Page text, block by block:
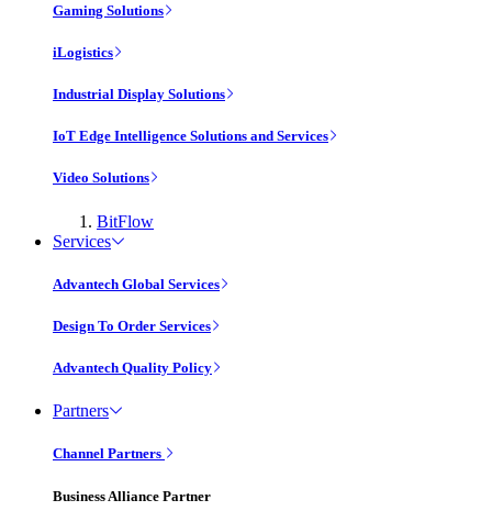
Gaming Solutions
iLogistics
Industrial Display Solutions
IoT Edge Intelligence Solutions and Services
Video Solutions
BitFlow
Services
Advantech Global Services
Design To Order Services
Advantech Quality Policy
Partners
Channel Partners
Business Alliance Partner